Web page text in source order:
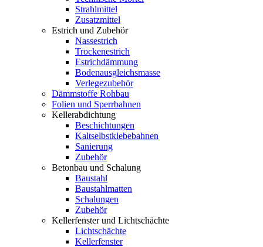
Strahlmittel
Zusatzmittel
Estrich und Zubehör
Nassestrich
Trockenestrich
Estrichdämmung
Bodenausgleichsmasse
Verlegezubehör
Dämmstoffe Rohbau
Folien und Sperrbahnen
Kellerabdichtung
Beschichtungen
Kaltselbstklebebahnen
Sanierung
Zubehör
Betonbau und Schalung
Baustahl
Baustahlmatten
Schalungen
Zubehör
Kellerfenster und Lichtschächte
Lichtschächte
Kellerfenster